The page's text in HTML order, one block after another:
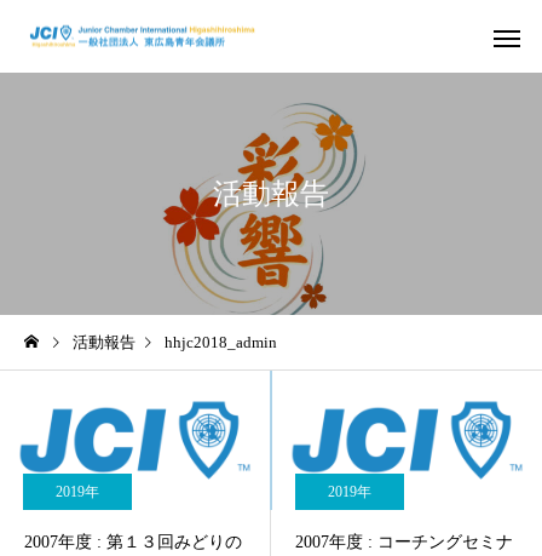
活動スケジュール
信条・使命・目標 JC出身の著
2026年度 4月例会 開催 2026年度 3月例会 開
活動報告
活動報告 hhjc2018_admin
2019年
2007年度 : 第１３回みどりの
2019年
2007年度 : コーチングセミナ